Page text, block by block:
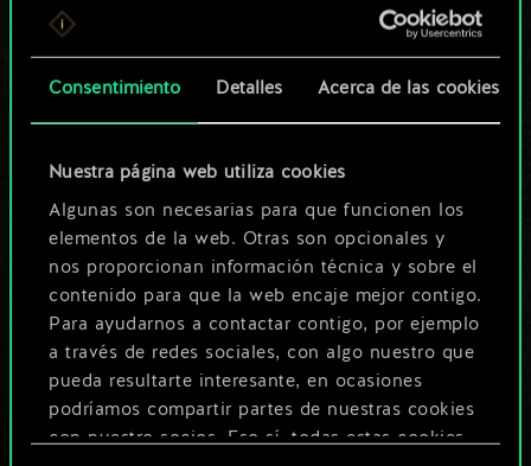
Consentimiento Detalles Acerca de las cookies
Nuestra página web utiliza cookies
Algunas son necesarias para que funcionen los
elementos de la web. Otras son opcionales y
nos proporcionan información técnica y sobre el
contenido para que la web encaje mejor contigo.
Para ayudarnos a contactar contigo, por ejemplo
a través de redes sociales, con algo nuestro que
pueda resultarte interesante, en ocasiones
podríamos compartir partes de nuestras cookies
con nuestro socios. Eso sí, todas estas cookies
un conjunto de
cartas compartido.
¡Pero puede llegar a
ser mucho más!
Poner nombre a esta baraja y crear
una guía
O